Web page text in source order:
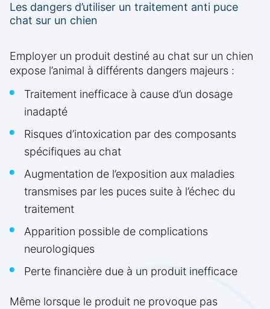
Les dangers d’utiliser un traitement anti puce
chat sur un chien
Employer un produit destiné au chat sur un chien
expose l’animal à différents dangers majeurs :
Traitement inefficace à cause d’un dosage
inadapté
Risques d’intoxication par des composants
spécifiques au chat
Augmentation de l’exposition aux maladies
transmises par les puces suite à l’échec du
traitement
Apparition possible de complications
neurologiques
Perte financière due à un produit inefficace
Même lorsque le produit ne provoque pas